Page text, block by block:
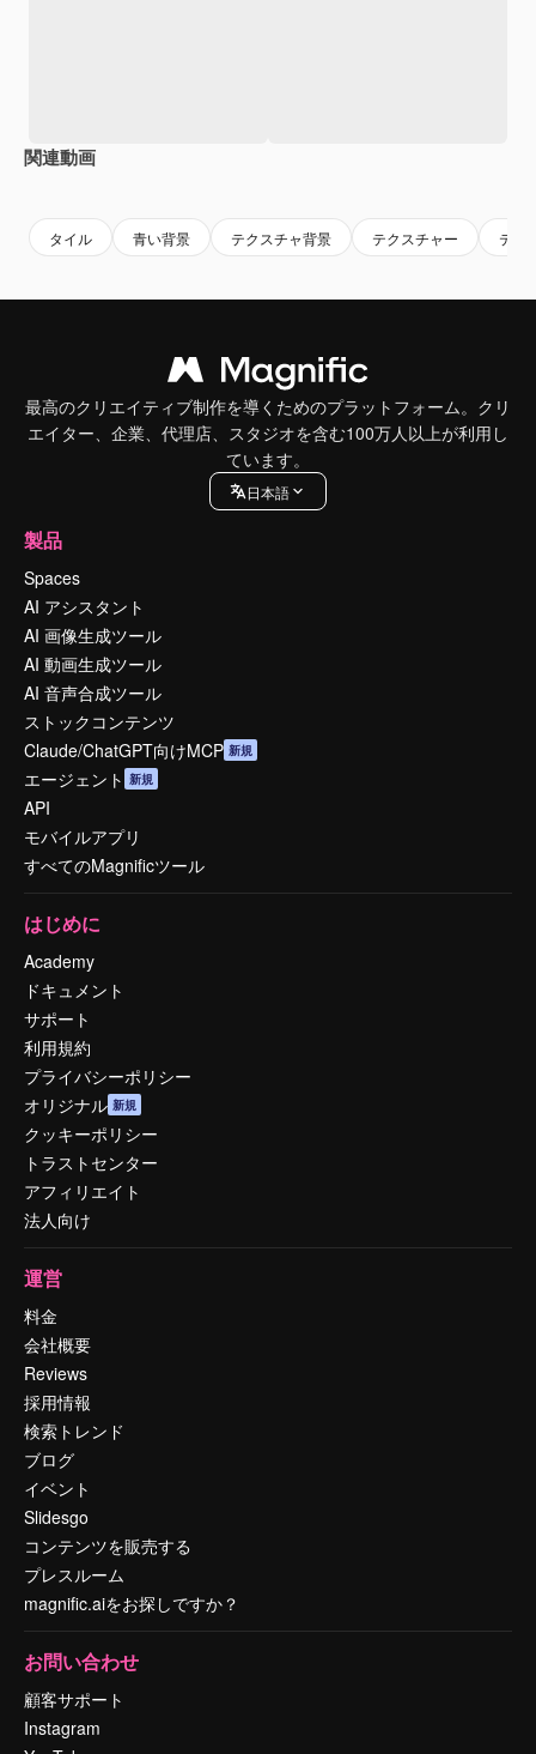
関連動画
タイル 青い背景 テクスチャ背景 テクスチャー テク
最高のクリエイティブ制作を導くためのプラットフォーム。クリ
エイター、企業、代理店、スタジオを含む100万人以上が利用し
ています。
日本語
製品
Spaces
AI アシスタント
AI 画像生成ツール
AI 動画生成ツール
AI 音声合成ツール
ストックコンテンツ
Claude/ChatGPT向けMCP 新規
エージェント 新規
API
モバイルアプリ
すべてのMagnificツール
はじめに
Academy
ドキュメント
サポート
利用規約
プライバシーポリシー
オリジナル 新規
クッキーポリシー
トラストセンター
アフィリエイト
法人向け
運営
料金
会社概要
Reviews
採用情報
検索トレンド
ブログ
イベント
Slidesgo
コンテンツを販売する
プレスルーム
magnific.aiをお探しですか？
お問い合わせ
顧客サポート
Instagram